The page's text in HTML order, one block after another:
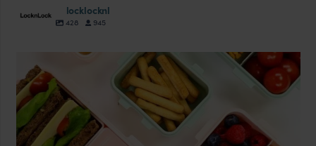
locklocknl
428 945
locklocknl
Aug 18